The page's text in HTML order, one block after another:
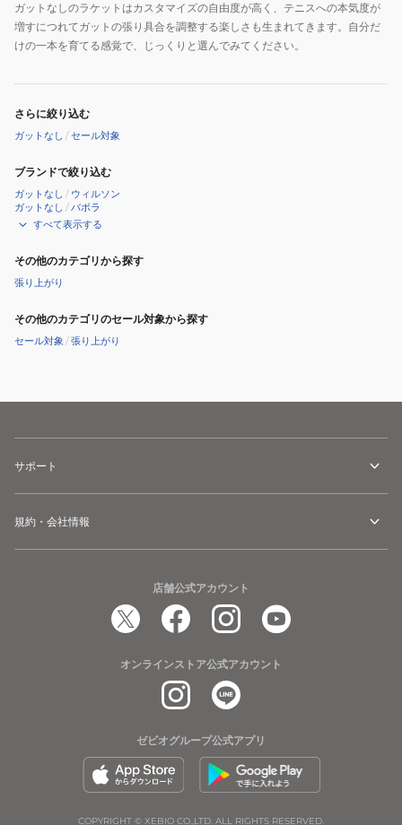
ガットなしのラケットはカスタマイズの自由度が高く、テニスへの本気度が
増すにつれてガットの張り具合を調整する楽しさも生まれてきます。自分だ
けの一本を育てる感覚で、じっくりと選んでみてください。
さらに絞り込む
ガットなし /セール対象
ブランドで絞り込む
ガットなし / ウィルソン
ガットなし /バボラ
すべて表示する
その他のカテゴリから探す
張り上がり
その他のカテゴリのセール対象から探す
セール対象 /張り上がり
サポート
規約・会社情報
店舗公式アカウント
オンラインストア公式アカウント
ゼビオグループ公式アプリ
COPYRIGHT © XEBIO CO.,LTD. ALL RIGHTS RESERVED.